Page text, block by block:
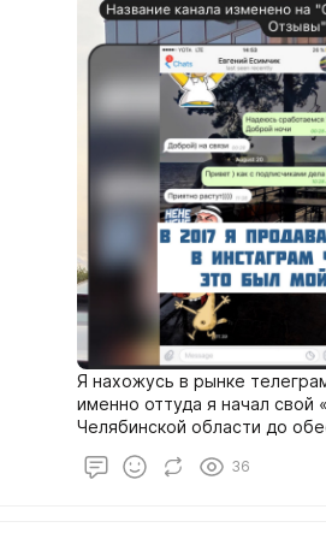
Я нахожусь в рынке
именно оттуда я начал свой
Челябинской области до
36